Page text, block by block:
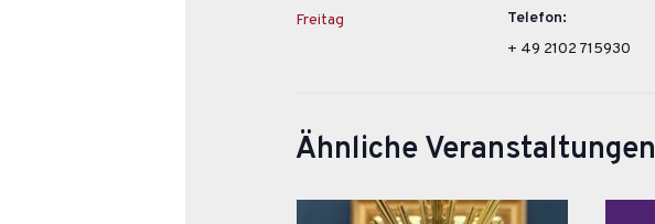
Freitag
Telefon:
+ 49 2102 715930
Ähnliche Veranstaltungen